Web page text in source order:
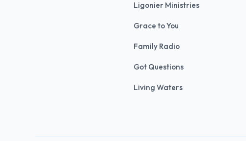
Ligonier Ministries
Grace to You
Family Radio
Got Questions
Living Waters